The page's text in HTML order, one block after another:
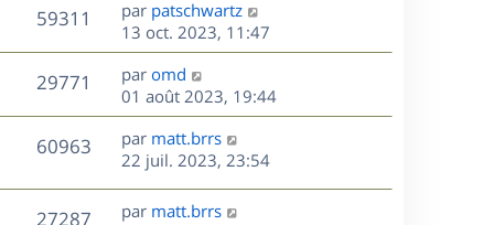
g
e
s
s
a
g
e
r
m
e
s
s
a
g
e
n
i
e
r
m
e
s
s
a
g
59311
u
s
D
e
r
n
i
e
r
m
e
s
par patschwartz
13 oct. 2023, 11:47
29771
u
e
D
e
r
n
i
e
r
par omd
01 août 2023, 19:44
60963V
u
D
e
n
par matt.brrs
22 juil. 2023, 23:54
27287V
D
par matt.brrs